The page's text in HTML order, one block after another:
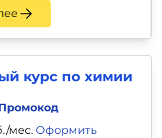
курс по химии
мес. Оформить